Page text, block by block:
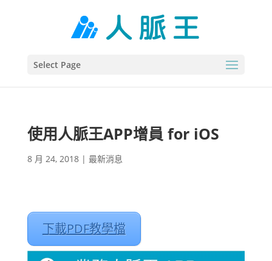
Select Page
使用人脈王APP增員 for iOS
8 月 24, 2018| 最新消息
下載PDF教學檔